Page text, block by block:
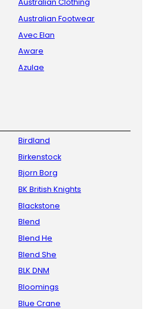
Australian Clothing
Australian Footwear
Avec Elan
Aware
Azulae
Birdland
Birkenstock
Bjorn Borg
BK British Knights
Blackstone
Blend
Blend He
Blend She
BLK DNM
Bloomings
Blue Crane